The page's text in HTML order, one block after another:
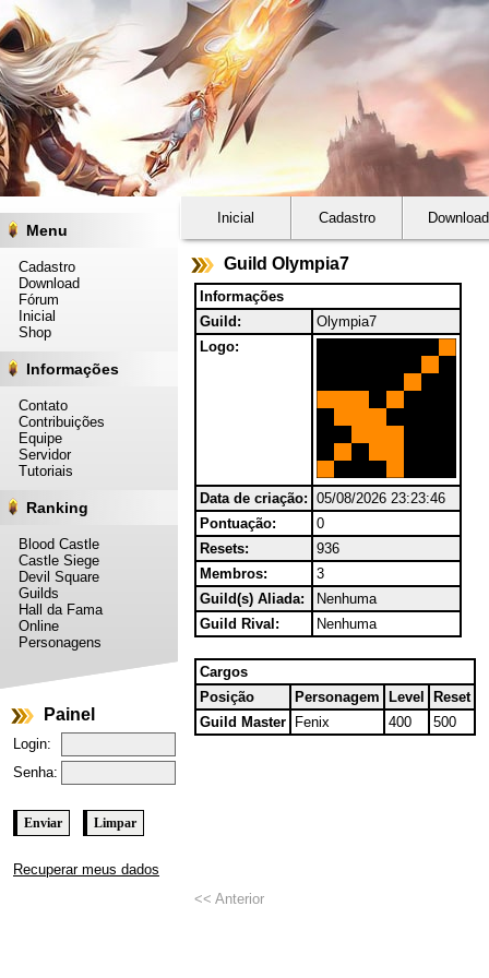
Menu
Cadastro
Download
Fórum
Inicial
Shop
Informações
Contato
Contribuições
Equipe
Servidor
Tutoriais
Ranking
Blood Castle
Castle Siege
Devil Square
Guilds
Hall da Fama
Online
Personagens
Inicial Cadastro Download
Guild Olympia7
Informações
Guild:
Olympia7
Logo:
Data de criação: 05/08/2026 23:23:46
Pontuação:
0
Resets:
936
Membros:
3
Guild(s) Aliada:
Nenhuma
Guild Rival:
Nenhuma
Cargos
Posição
Personagem Level
Reset
Guild Master
Fenix 400 500
<< Anterior
Painel
Login:
Senha:
Recuperar meus dados